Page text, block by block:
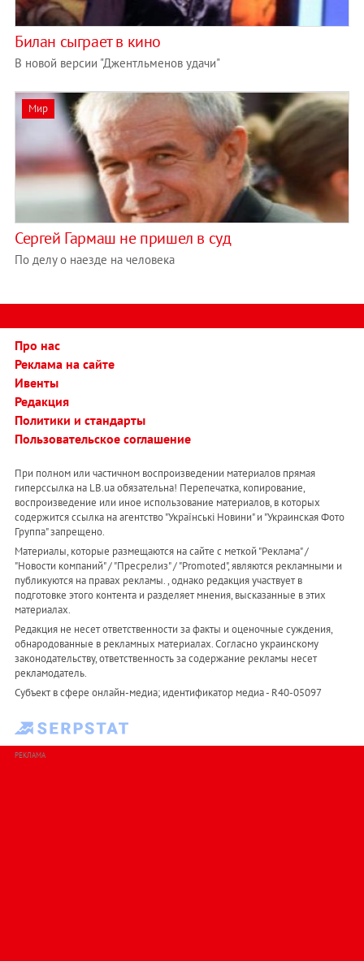
Билан сыграет в кино
В новой версии "Джентльменов удачи"
Мир
Сергей Гармаш не пришел в суд
По делу о наезде на человека
Про нас
Реклама на сайте
Ивенты
Редакция
Политики и стандарты
Пользовательское соглашение
При полном или частичном воспроизведении материалов прямая
гиперссылка на LB.ua обязательна! Перепечатка, копирование,
воспроизведение или иное использование материалов, в которых
содержится ссылка на агентство "Українськi Новини" и "Украинская Фото
Группа" запрещено.
Материалы, которые размещаются на сайте с меткой "Реклама" /
"Новости компаний" / "Пресрелиз" / "Promoted", являются рекламными и
публикуются на правах рекламы. , однако редакция участвует в
подготовке этого контента и разделяет мнения, высказанные в этих
материалах.
Редакция не несет ответственности за факты и оценочные суждения,
обнародованные в рекламных материалах. Согласно украинскому
законодательству, ответственность за содержание рекламы несет
рекламодатель.
Субъект в сфере онлайн-медиа; идентификатор медиа - R40-05097
РЕКЛАМА